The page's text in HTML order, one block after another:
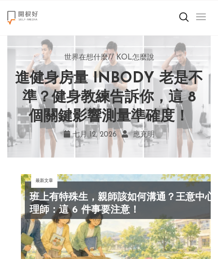
來點正能量
世界在想什麼
創造美好生活
小孩不是噩夢
職場商業經濟
影片專區
關於我們
世界在想什麼//地球村發生的事
AI 複製吉卜力畫風引爭議！
宮崎駿用七年證明：人腦創
作仍無可取代
七月 19, 2026 菲利浦．科特勒
來點正能量//與自己和解
別讓過去的榮耀嘲笑現在！
學會捨棄獎盃，活出當下的
真實幸福
七月 17, 2026 亞瑟．布魯克斯
來點正能量//女力至上
改變不用驚天動地！《米娜
家的星期六》看小女孩如何
勇敢跨出第一步
七月 22, 2026 不正田心
世界在想什麼//KOL怎麼說
進健身房量 INBODY 老是不
準？健身教練告訴你，這 8
個關鍵影響測量準確度！
七月 12, 2026 應充明
班上有特殊生，親師該如何溝通？王意中心
理師：這 6 件事要注意！
最新文章